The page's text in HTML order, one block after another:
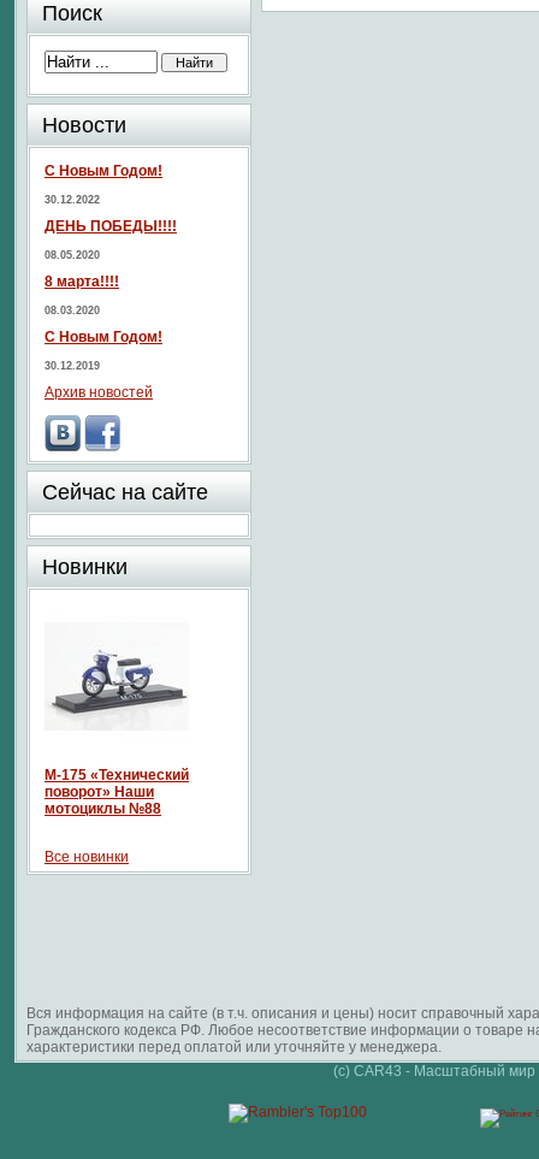
Поиск
Новости
С Новым Годом!
30.12.2022
ДЕНЬ ПОБЕДЫ!!!!
08.05.2020
8 марта!!!!
08.03.2020
С Новым Годом!
30.12.2019
Архив новостей
Сейчас на сайте
Новинки
М-175 «Технический
поворот» Наши
мотоциклы №88
Все новинки
Вся информация на сайте (в т.ч. описания и цены) носит справочный
Гражданского кодекса РФ. Любое несоответствие информации о
характеристики перед оплатой или уточняйте у менеджера.
(c) CAR43 - Масштабный мир